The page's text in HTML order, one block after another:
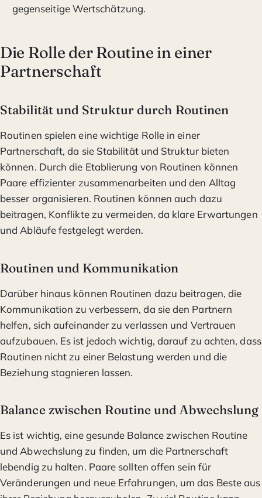
gegenseitige Wertschätzung.
Die Rolle der Routine in einer
Partnerschaft
Stabilität und Struktur durch Routinen
Routinen spielen eine wichtige Rolle in einer
Partnerschaft, da sie Stabilität und Struktur bieten
können. Durch die Etablierung von Routinen können
Paare effizienter zusammenarbeiten und den Alltag
besser organisieren. Routinen können auch dazu
beitragen, Konflikte zu vermeiden, da klare Erwartungen
und Abläufe festgelegt werden.
Routinen und Kommunikation
Darüber hinaus können Routinen dazu beitragen, die
Kommunikation zu verbessern, da sie den Partnern
helfen, sich aufeinander zu verlassen und Vertrauen
aufzubauen. Es ist jedoch wichtig, darauf zu achten, dass
Routinen nicht zu einer Belastung werden und die
Beziehung stagnieren lassen.
Balance zwischen Routine und Abwechslung
Es ist wichtig, eine gesunde Balance zwischen Routine
und Abwechslung zu finden, um die Partnerschaft
lebendig zu halten. Paare sollten offen sein für
Veränderungen und neue Erfahrungen, um das Beste aus